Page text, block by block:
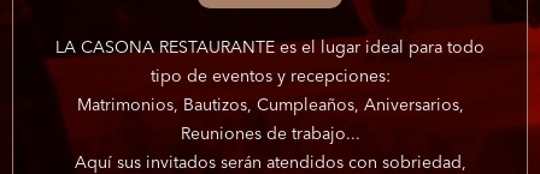
LA CASONA RESTAURANTE es el lugar ideal para todo
tipo de eventos y recepciones:
Matrimonios, Bautizos, Cumpleaños, Aniversarios,
Reuniones de trabajo...
Aquí sus invitados serán atendidos con sobriedad,